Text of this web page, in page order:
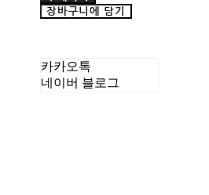
장바구니에 담기
카카오톡
네이버 블로그